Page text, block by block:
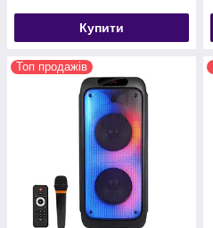
Купити
Топ продажів